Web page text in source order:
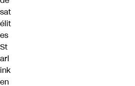
sat
élit
es
St
arl
ink
en